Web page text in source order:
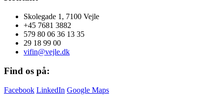
Skolegade 1, 7100 Vejle
+45 7681 3882
579 80 06 36 13 35
29 18 99 00
vifin@vejle.dk
Find os på:
Facebook LinkedIn Google Maps